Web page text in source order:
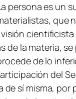
persona es un
de la materia,
de lo
del
sí misma,